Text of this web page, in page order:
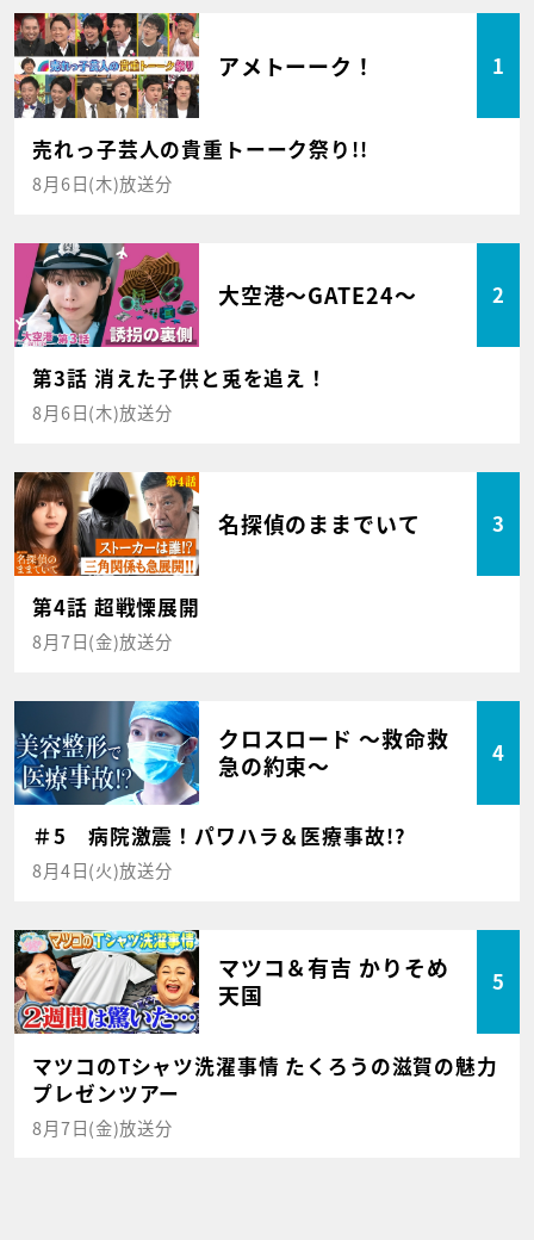
アメトーーク！ 1
売れっ子芸人の貴重トーーク祭り!!
8月6日(木)放送分
大空港～GATE24～ 2
第3話 消えた子供と兎を追え！
8月6日(木)放送分
名探偵のままでいて 3
第4話 超戦慄展開
8月7日(金)放送分
クロスロード ～救命救
急の約束～
4
＃5 病院激震！パワハラ＆医療事故!?
8月4日(火)放送分
マツコ＆有吉 かりそめ
天国
5
マツコのTシャツ洗濯事情 たくろうの滋賀の魅力
プレゼンツアー
8月7日(金)放送分